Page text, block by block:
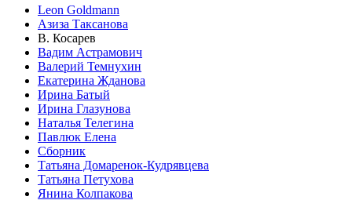
Leon Goldmann
Азиза Таксанова
В. Косарев
Вадим Астрамович
Валерий Темнухин
Екатерина Жданова
Ирина Батый
Ирина Глазунова
Наталья Телегина
Павлюк Елена
Сборник
Татьяна Домаренок-Кудрявцева
Татьяна Петухова
Янина Колпакова